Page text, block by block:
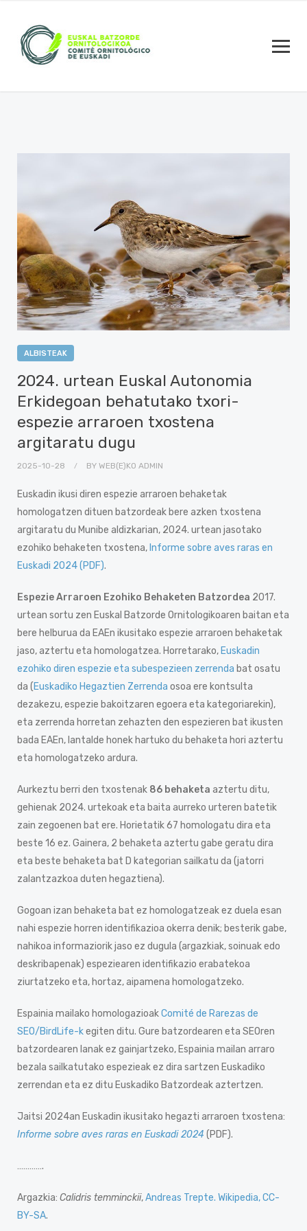
ALBISTEAK
2024. urtean Euskal Autonomia
Erkidegoan behatutako txori-
espezie arraroen txostena
argitaratu dugu
2025-10-28 BY WEB(E)KO ADMIN
Euskadin ikusi diren espezie arraroen behaketak
homologatzen dituen batzordeak bere azken txostena
argitaratu du Munibe aldizkarian, 2024. urtean jasotako
ezohiko behaketen txostena, Informe sobre aves raras en
Euskadi 2024 (PDF).
Espezie Arraroen Ezohiko Behaketen Batzordea 2017.
urtean sortu zen Euskal Batzorde Ornitologikoaren baitan eta
bere helburua da EAEn ikusitako espezie arraroen behaketak
jaso, aztertu eta homologatzea. Horretarako, Euskadin
ezohiko diren espezie eta subespezieen zerrenda bat osatu
da (Euskadiko Hegaztien Zerrenda osoa ere kontsulta
dezakezu, espezie bakoitzaren egoera eta kategoriarekin),
eta zerrenda horretan zehazten den espezieren bat ikusten
bada EAEn, lantalde honek hartuko du behaketa hori aztertu
eta homologatzeko ardura.
Aurkeztu berri den txostenak 86 behaketa aztertu ditu,
gehienak 2024. urtekoak eta baita aurreko urteren batetik
zain zegoenen bat ere. Horietatik 67 homologatu dira eta
beste 16 ez. Gainera, 2 behaketa aztertu gabe geratu dira
eta beste behaketa bat D kategorian sailkatu da (jatorri
zalantzazkoa duten hegaztiena).
Gogoan izan behaketa bat ez homologatzeak ez duela esan
nahi espezie horren identifikazioa okerra denik; besterik gabe,
nahikoa informaziorik jaso ez dugula (argazkiak, soinuak edo
deskribapenak) espeziearen identifikazio erabatekoa
ziurtatzeko eta, hortaz, aipamena homologatzeko.
Espainia mailako homologazioakComité de Rarezas de
SEO/BirdLife-kegiten ditu. Gure batzordearen eta SEOren
batzordearen lanak ez gainjartzeko, Espainia mailan arraro
bezala sailkatutako espezieak ez dira sartzen Euskadiko
zerrendan eta ez ditu Euskadiko Batzordeak aztertzen.
Jaitsi 2024an Euskadin ikusitako hegazti arraroen txostena:
Informe sobre aves raras en Euskadi 2024 (PDF).
………….
Argazkia: Calidris temminckii,Andreas Trepte. Wikipedia, CC-
BY-SA.